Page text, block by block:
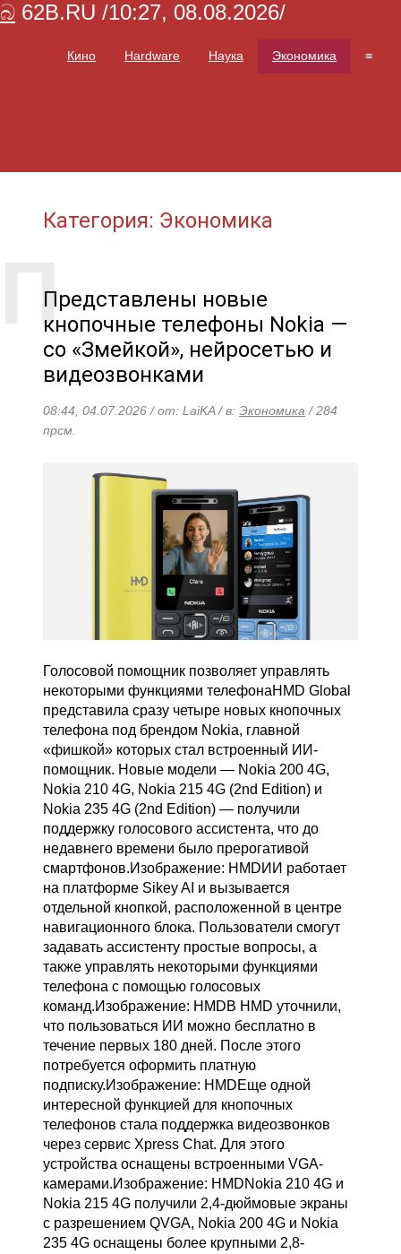
බ 62B.RU /10:27, 08.08.2026/
Кино Hardware Наука Экономика ≡
Категория: Экономика
Представлены новые
кнопочные телефоны Nokia —
со «Змейкой», нейросетью и
видеозвонками
08:44, 04.07.2026 / от: LaiKA / в: Экономика / 284
прсм.
Голосовой помощник позволяет управлять
некоторыми функциями телефонаHMD Global
представила сразу четыре новых кнопочных
телефона под брендом Nokia, главной
«фишкой» которых стал встроенный ИИ-
помощник. Новые модели — Nokia 200 4G,
Nokia 210 4G, Nokia 215 4G (2nd Edition) и
Nokia 235 4G (2nd Edition) — получили
поддержку голосового ассистента, что до
недавнего времени было прерогативой
смартфонов.Изображение: HMDИИ работает
на платформе Sikey AI и вызывается
отдельной кнопкой, расположенной в центре
навигационного блока. Пользователи смогут
задавать ассистенту простые вопросы, а
также управлять некоторыми функциями
телефона с помощью голосовых
команд.Изображение: HMDВ HMD уточнили,
что пользоваться ИИ можно бесплатно в
течение первых 180 дней. После этого
потребуется оформить платную
подписку.Изображение: HMDЕще одной
интересной функцией для кнопочных
телефонов стала поддержка видеозвонков
через сервис Xpress Chat. Для этого
устройства оснащены встроенными VGA-
камерами.Изображение: HMDNokia 210 4G и
Nokia 215 4G получили 2,4-дюймовые экраны
с разрешением QVGA, Nokia 200 4G и Nokia
235 4G оснащены более крупными 2,8-